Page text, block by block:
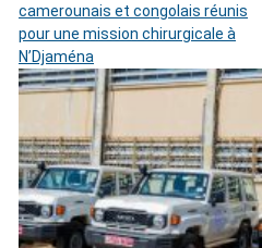
camerounais et congolais réunis
pour une mission chirurgicale à
N’Djaména